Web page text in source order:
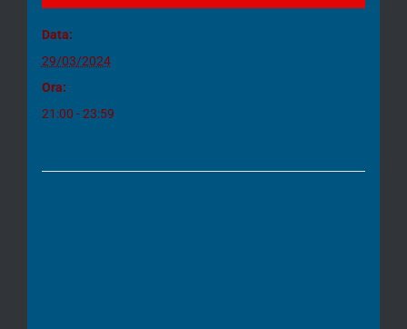
Data:
29/03/2024
Ora:
21:00 - 23:59